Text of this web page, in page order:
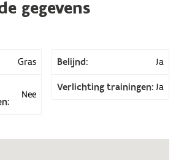
gegevens
Gras Belijnd: Ja
Nee
Verlichting trainingen: Ja